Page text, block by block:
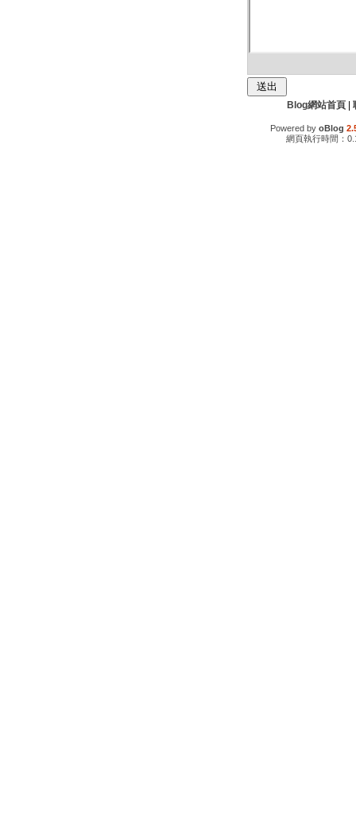
Blog網站首頁|
Powered by oBlog
網頁執行時間：